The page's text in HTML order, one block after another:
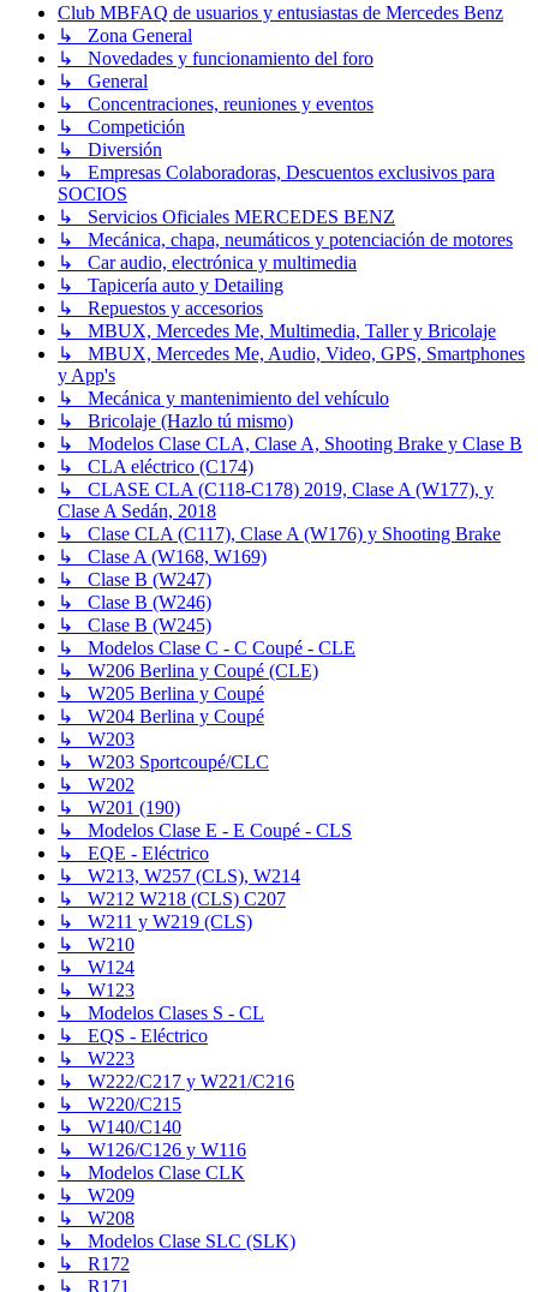
Club MBFAQ de usuarios y entusiastas de Mercedes Benz
↳ Zona General
↳ Novedades y funcionamiento del foro
↳ General
↳ Concentraciones, reuniones y eventos
↳ Competición
↳ Diversión
↳ Empresas Colaboradoras, Descuentos exclusivos para
SOCIOS
↳ Servicios Oficiales MERCEDES BENZ
↳ Mecánica, chapa, neumáticos y potenciación de motores
↳ Car audio, electrónica y multimedia
↳ Tapicería auto y Detailing
↳ Repuestos y accesorios
↳ MBUX, Mercedes Me, Multimedia, Taller y Bricolaje
↳ MBUX, Mercedes Me, Audio, Video, GPS, Smartphones
y App's
↳ Mecánica y mantenimiento del vehículo
↳ Bricolaje (Hazlo tú mismo)
↳ Modelos Clase CLA, Clase A, Shooting Brake y Clase B
↳ CLA eléctrico (C174)
↳ CLASE CLA (C118-C178) 2019, Clase A (W177), y
Clase A Sedán, 2018
↳ Clase CLA (C117), Clase A (W176) y Shooting Brake
↳ Clase A (W168, W169)
↳ Clase B (W247)
↳ Clase B (W246)
↳ Clase B (W245)
↳ Modelos Clase C - C Coupé - CLE
↳ W206 Berlina y Coupé (CLE)
↳ W205 Berlina y Coupé
↳ W204 Berlina y Coupé
↳ W203
↳ W203 Sportcoupé/CLC
↳ W202
↳ W201 (190)
↳ Modelos Clase E - E Coupé - CLS
↳ EQE - Eléctrico
↳ W213, W257 (CLS), W214
↳ W212 W218 (CLS) C207
↳ W211 y W219 (CLS)
↳ W210
↳ W124
↳ W123
↳ Modelos Clases S - CL
↳ EQS - Eléctrico
↳ W223
↳ W222/C217 y W221/C216
↳ W220/C215
↳ W140/C140
↳ W126/C126 y W116
↳ Modelos Clase CLK
↳ W209
↳ W208
↳ Modelos Clase SLC (SLK)
↳ R172
↳ R171